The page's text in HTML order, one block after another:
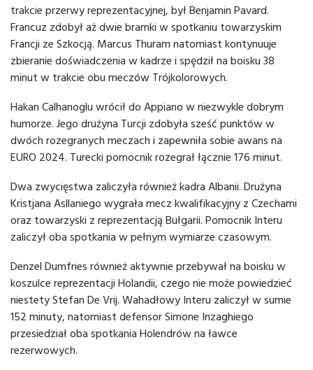
trakcie przerwy reprezentacyjnej, był Benjamin Pavard.
Francuz zdobył aż dwie bramki w spotkaniu towarzyskim
Francji ze Szkocją. Marcus Thuram natomiast kontynuuje
zbieranie doświadczenia w kadrze i spędził na boisku 38
minut w trakcie obu meczów Trójkolorowych.
Hakan Calhanoglu wrócił do Appiano w niezwykle dobrym
humorze. Jego drużyna Turcji zdobyła sześć punktów w
dwóch rozegranych meczach i zapewniła sobie awans na
EURO 2024. Turecki pomocnik rozegrał łącznie 176 minut.
Dwa zwycięstwa zaliczyła również kadra Albanii. Drużyna
Kristjana Asllaniego wygrała mecz kwalifikacyjny z Czechami
oraz towarzyski z reprezentacją Bułgarii. Pomocnik Interu
zaliczył oba spotkania w pełnym wymiarze czasowym.
Denzel Dumfries również aktywnie przebywał na boisku w
koszulce reprezentacji Holandii, czego nie może powiedzieć
niestety Stefan De Vrij. Wahadłowy Interu zaliczył w sumie
152 minuty, natomiast defensor Simone Inzaghiego
przesiedział oba spotkania Holendrów na ławce
rezerwowych.